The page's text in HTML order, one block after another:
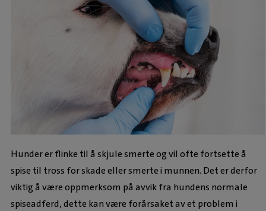
Hunder er flinke til å skjule smerte og vil ofte fortsette å
spise til tross for skade eller smerte i munnen. Det er derfor
viktig å være oppmerksom på avvik fra hundens normale
spiseadferd, dette kan være forårsaket av et problem i